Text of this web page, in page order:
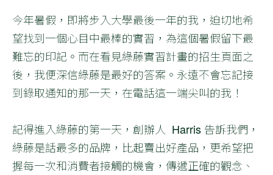
今年暑假，即將步入大學最後一年的我，迫切地希
望找到一個心目中最棒的實習，為這個暑假留下最
難忘的印記。而在看見綠藤實習計畫的招生頁面之
後，我便深信綠藤是最好的答案。永遠不會忘記接
到錄取通知的那一天，在電話這一端尖叫的我！
記得進入綠藤的第一天，創辦人 Harris 告訴我們，
綠藤是話最多的品牌，比起賣出好產品，更希望把
握每一次和消費者接觸的機會，傳遞正確的觀念、